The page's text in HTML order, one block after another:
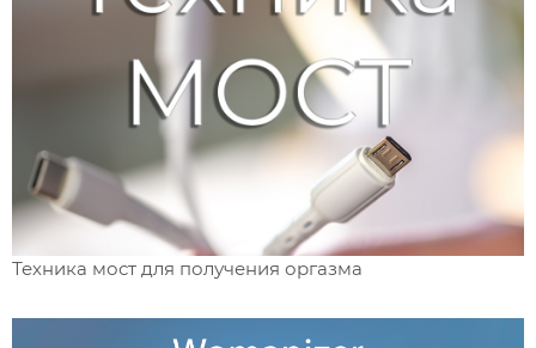
Техника мост для получения оргазма